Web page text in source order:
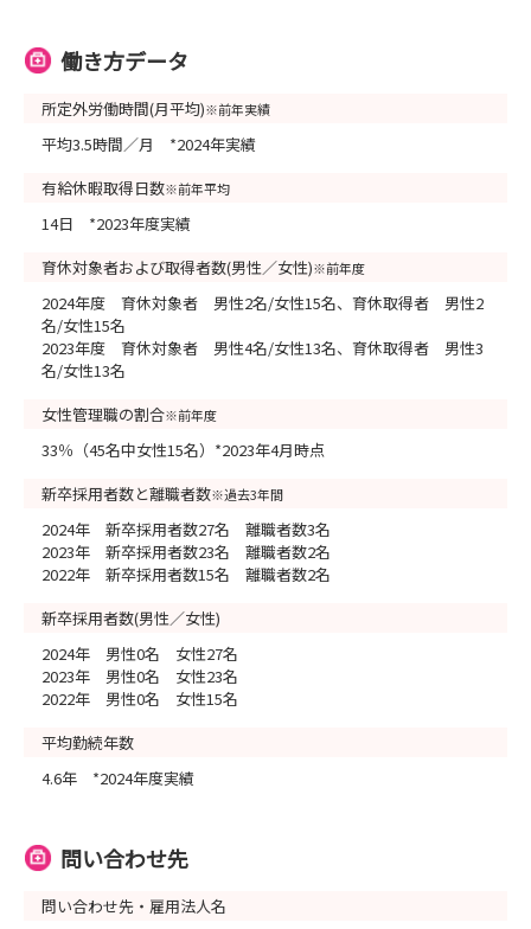
働き方データ
所定外労働時間(月平均)※前年実績
平均3.5時間／月 *2024年実績
有給休暇取得日数※前年平均
14日 *2023年度実績
育休対象者および取得者数(男性／女性)※前年度
2024年度 育休対象者 男性2名/女性15名、育休取得者 男性2
名/女性15名
2023年度 育休対象者 男性4名/女性13名、育休取得者 男性3
名/女性13名
女性管理職の割合※前年度
33％（45名中女性15名）*2023年4月時点
新卒採用者数と離職者数※過去3年間
2024年 新卒採用者数27名 離職者数3名
2023年 新卒採用者数23名 離職者数2名
2022年 新卒採用者数15名 離職者数2名
新卒採用者数(男性／女性)
2024年 男性0名 女性27名
2023年 男性0名 女性23名
2022年 男性0名 女性15名
平均勤続年数
4.6年 *2024年度実績
問い合わせ先
問い合わせ先・雇用法人名